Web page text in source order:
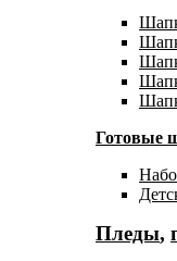
Готовые
Пледы,